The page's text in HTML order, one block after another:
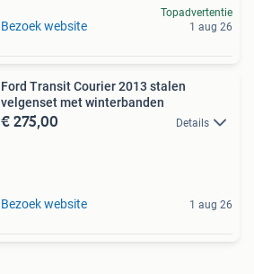
Bezoek website
Topadvertentie
1 aug 26
Ford Transit Courier 2013 stalen
velgenset met winterbanden
€ 275,00 Details
Bezoek website 1 aug 26